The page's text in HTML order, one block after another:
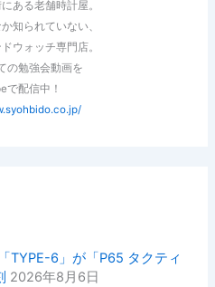
ある老舗時計屋。
知られていない、
ウォッチ専門店。
の勉強会動画を
で配信中！
TYPE-6」が「P65 タクティ
2026年8月6日